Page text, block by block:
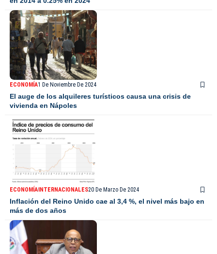
ECONOMÍA1 De Noviembre De 2024
El auge de los alquileres turísticos causa una crisis de
vivienda en Nápoles
ECONOMÍAINTERNACIONALES20 De Marzo De 2024
Inflación del Reino Unido cae al 3,4 %, el nivel más bajo en
más de dos años